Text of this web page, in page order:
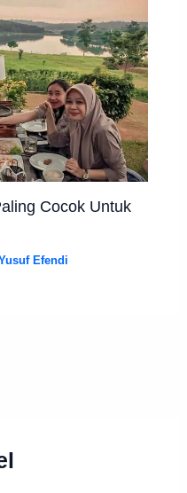
Cocok Untuk
Efendi